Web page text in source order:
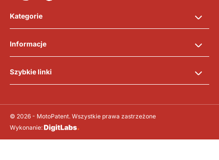
Kategorie
Informacje
Szybkie linki
© 2026 - MotoPatent. Wszystkie prawa zastrzeżone
Wykonanie: